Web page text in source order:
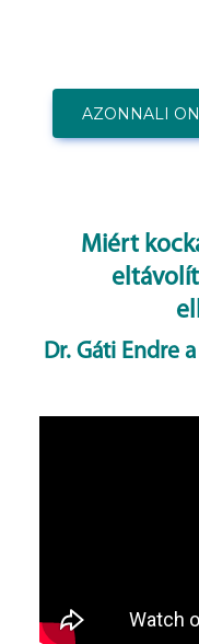
AZONNALI
Miért
Dr. Gáti Endre